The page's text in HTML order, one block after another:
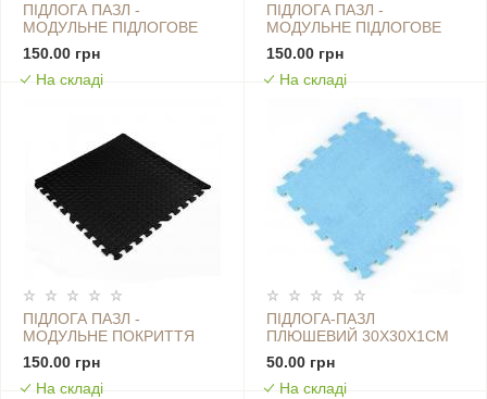
ПІДЛОГА ПАЗЛ -
МОДУЛЬНЕ ПІДЛОГОВЕ
ПОКРИТТЯ
600X600X10ММ ПІСОЧНЕ
ДЕРЕВО (МР14) SW-
150.00 грн
На складі
ПІДЛОГА ПАЗЛ -
МОДУЛЬНЕ ПІДЛОГОВЕ
ПОКРИТТЯ
600X600X10ММ СІРЕ
ДЕРЕВО (МР9) SW-
150.00 грн
На складі
ПІДЛОГА ПАЗЛ -
МОДУЛЬНЕ ПОКРИТТЯ
ДЛЯ ПІДЛОГИ
600X600X10ММ ЧОРНЕ
(МР15) SW-00001169
150.00 грн
На складі
ПІДЛОГА-ПАЗЛ
ПЛЮШЕВИЙ 30Х30Х1СМ
БЛАКИТНИЙ (D) SW-
00002090
50.00 грн
На складі